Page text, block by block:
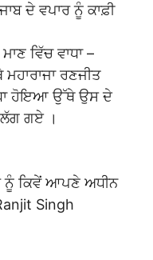
ਦੇ ਵਪਾਰ ਨੂੰ ਕਾਫ਼ੀ
ਵਿੱਚ ਵਾਧਾ –
ਮਹਾਰਾਜਾ ਰਣਜੀਤ
ਹੋਇਆ ਉੱਥੇ ਉਸ ਦੇ
ਗਏ ।
ਨੂੰ ਕਿਵੇਂ ਆਪਣੇ ਅਧੀਨ
Singh